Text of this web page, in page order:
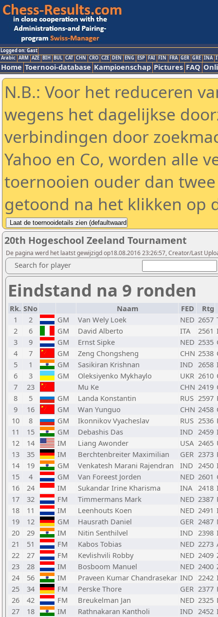
Logged on: Gast
Arabic ARM AZE BIH BUL CAT CHN CRO CZE DEN ENG ESP FAI FIN FRA GER GRE INA
Home Toernooi-database Kampioenschap Pictures FAQ
N.B.: Voor het reduceren
wegens het dagelijkse
verbindingen door
Yahoo en Co, worden alle
toernooien ouder dan
getoond na het klikken op
20th Hogeschool Zeeland Tournament
De pagina werd het laatst gewijzigd op18.08.2016 23:26:57, Creator/Last
Search for player
Eindstand na 9 ronden
Rk. SNo Naam FED
Rtg
1
2 GM Van Wely Loek NED 2657
2
6 GM David Alberto ITA 2561
3
9 GM Ernst Sipke NED 2535
4
7 GM Zeng Chongsheng CHN 2538
5
1 GM Sasikiran Krishnan IND 2658
6
3 GM Oleksiyenko Mykhaylo UKR 2610
7
23 Mu Ke CHN 2419
8
5 GM Landa Konstantin RUS 2597
9
16 GM Wan Yunguo CHN 2458
10
8 GM Ikonnikov Vyacheslav RUS 2536
11
15 GM Debashis Das IND 2459
12
14 IM Liang Awonder USA 2465
13
35 IM Berchtenbreiter Maximilian GER 2373
14
19 GM Venkatesh Marani Rajendran IND 2450
15
4 GM Van Foreest Jorden NED 2601
16
24 IM Sukandar Irine Kharisma INA 2418
17
32 FM Timmermans Mark NED 2387
18
11 IM Leenhouts Koen NED 2491
19
12 GM Hausrath Daniel GER 2487
20
29 IM Nitin Senthilvel IND 2398
21
51 FM Kabos Tobias NED 2273
22
27 FM Kevlishvili Robby NED 2409
23
28 IM Bosboom Manuel NED 2400
24
56 IM Praveen Kumar Chandrasekar IND 2242
25
34 FM Perske Thore GER 2377
26
42 FM Breukelman Jan NED 2325
27
18 IM Rathnakaran Kantholi IND 2452